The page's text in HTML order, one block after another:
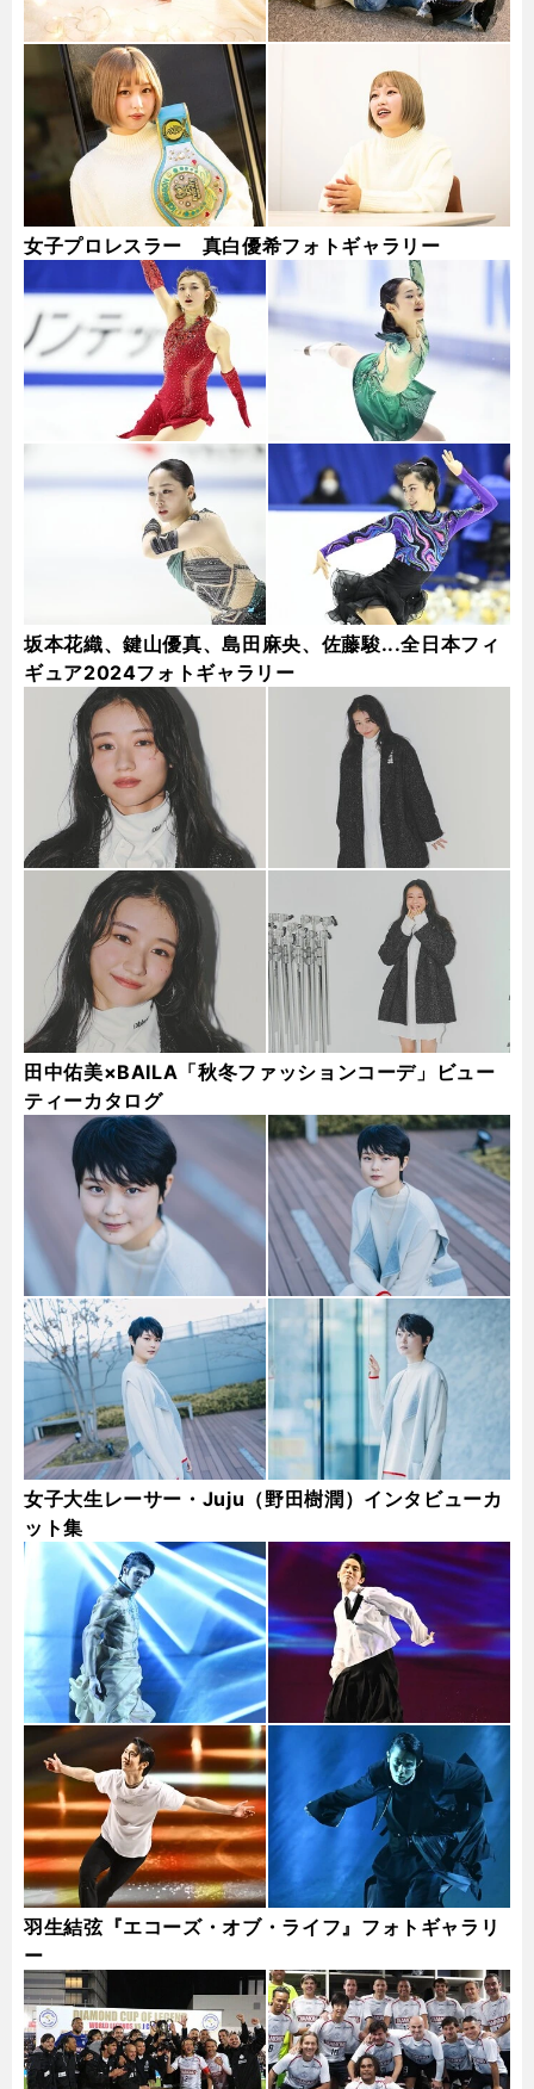
女子プロレスラー 真白優希フォトギャラリー
坂本花織、鍵山優真、島田麻央、佐藤駿...全日本フィ
ギュア2024フォトギャラリー
田中佑美×BAILA「秋冬ファッションコーデ」ビュー
ティーカタログ
女子大生レーサー・Juju（野田樹潤）インタビューカ
ット集
羽生結弦『エコーズ・オブ・ライフ』フォトギャラリ
ー